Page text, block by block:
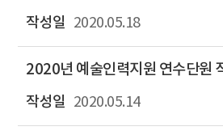
2020.05.18
2020년 예술인력지원 연수단원
2020.05.14